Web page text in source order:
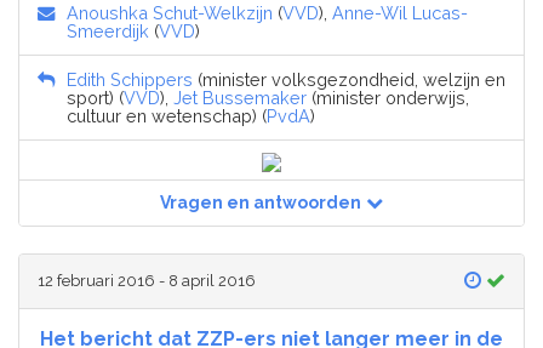
Anoushka Schut-Welkzijn (VVD), Anne-Wil Lucas-
Smeerdijk (VVD)
Edith Schippers (minister volksgezondheid, welzijn en
sport) (VVD), Jet Bussemaker (minister onderwijs,
cultuur en wetenschap) (PvdA)
Vragen en antwoorden
12 februari 2016 - 8 april 2016
Het bericht dat ZZP-ers niet langer meer in de